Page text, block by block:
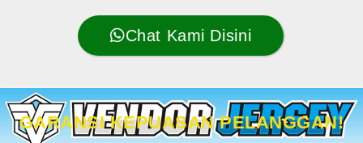
Chat Kami Disini
GARANSI KEPUASAN PELANGGAN!